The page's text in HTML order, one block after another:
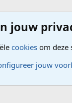
Software
jouw
cookies om deze
jouw